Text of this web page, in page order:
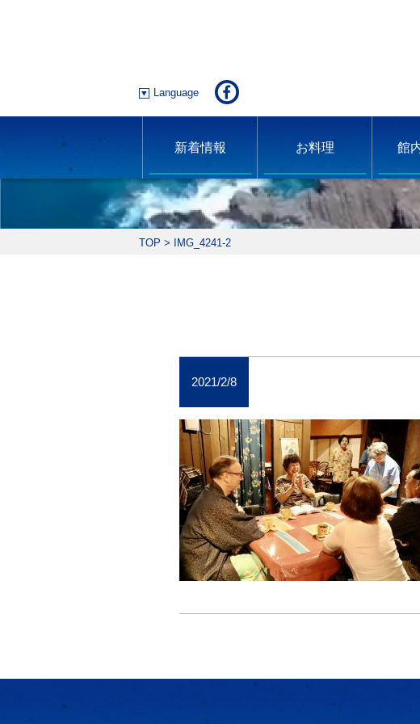
Language
新着情報 お料理 館
TOP > IMG_4241-2
2021/2/8